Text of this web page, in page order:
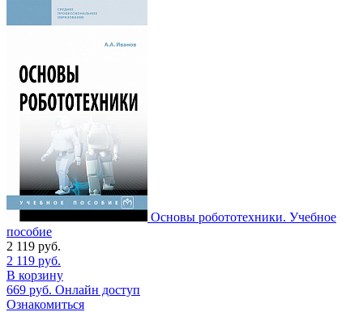
Основы робототехники. Учебное
пособие
2 119 руб.
2 119 руб.
В корзину
669 руб. Онлайн доступ
Ознакомиться